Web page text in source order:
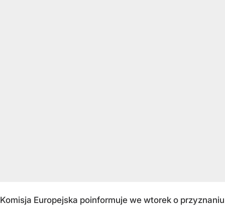
Komisja Europejska poinformuje we wtorek o przyznaniu